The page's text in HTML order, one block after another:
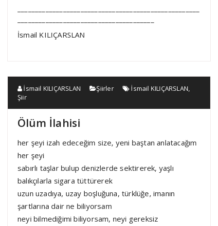
İsmail KILIÇARSLAN
İsmail KILIÇARSLAN Şiirler İsmail KILIÇARSLAN,
Şiir
Ölüm İlahisi
her şeyi izah edeceğim size, yeni baştan anlatacağım
her şeyi
sabırlı taşlar bulup denizlerde sektirerek, yaşlı
balıkçılarla sigara tüttürerek
uzun uzadıya, uzay boşluğuna, türklüğe, imanın
şartlarına dair ne biliyorsam
neyi bilmediğimi biliyorsam, neyi gereksiz